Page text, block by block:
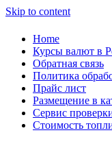
Skip to content
Home
Курсы валют в
Обратная связь
Политика
Прайс лист
Размещение в
Сервис
Стоимость